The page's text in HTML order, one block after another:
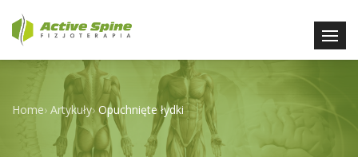
Home› Artykuły› Opuchnięte łydki